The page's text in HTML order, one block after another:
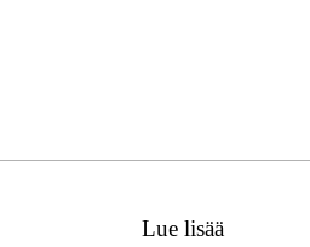
Lue lisää